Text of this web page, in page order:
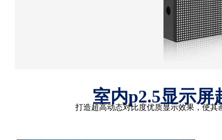
室内p2.5显示
打造超高动态对比度优质显示效果，使